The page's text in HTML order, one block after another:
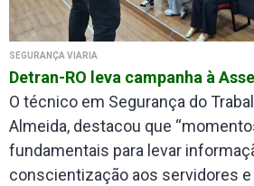
SEGURANÇA VIÁRIA
Detran-RO leva campanha à
O técnico em Segurança do
Almeida, destacou que
fundamentais para levar
conscientização aos servidores